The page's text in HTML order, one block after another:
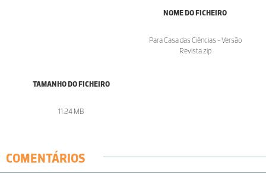
NOME DO FICHEIRO
Para Casa das Ciências - Versão
Revista.zip
TAMANHO DO FICHEIRO
11.24 MB
COMENTÁRIOS